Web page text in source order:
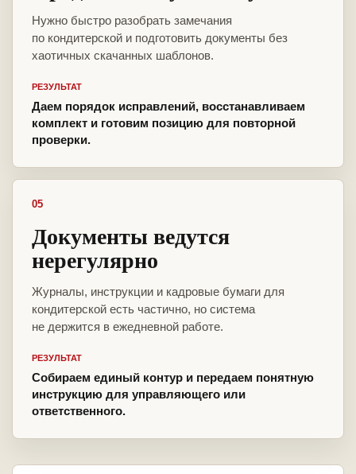
Нужно быстро разобрать замечания
по кондитерской и подготовить документы без
хаотичных скачанных шаблонов.
РЕЗУЛЬТАТ
Даем порядок исправлений, восстанавливаем
комплект и готовим позицию для повторной
проверки.
05
Документы ведутся
нерегулярно
Журналы, инструкции и кадровые бумаги для
кондитерской есть частично, но система
не держится в ежедневной работе.
РЕЗУЛЬТАТ
Собираем единый контур и передаем понятную
инструкцию для управляющего или
ответственного.